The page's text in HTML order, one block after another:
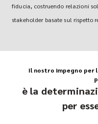
fiducia, costruendo relazioni
stakeholder basate sul rispetto
Il nostro impegno per
è la
per